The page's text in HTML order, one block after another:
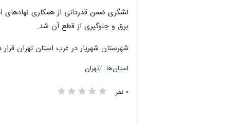
لشگری ضمن قدردانی از همکاری نهادهای
برق و جلوگیری از قطع آن شد.
شهرستان شهریار در غرب استان تهران قرار
استان‌ها تهران
۰ نفر